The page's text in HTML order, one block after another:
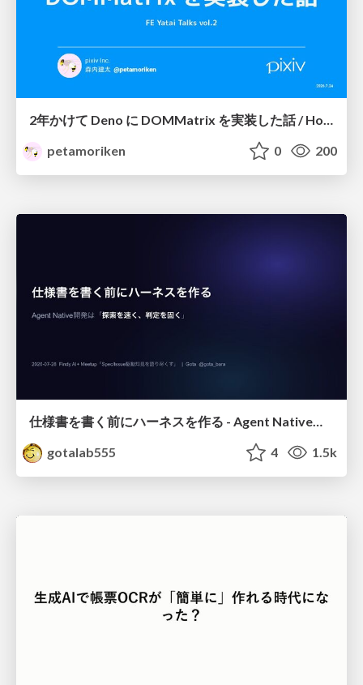
2年かけて Deno に DOMMatrix を実装した話 / How I implemented DOMMatrix in Deno over two years
petamoriken
0 200
仕様書を書く前にハーネスを作る - Agent Native開発は「探索を速く、判定を固く」
gotalab555
4 1.5k